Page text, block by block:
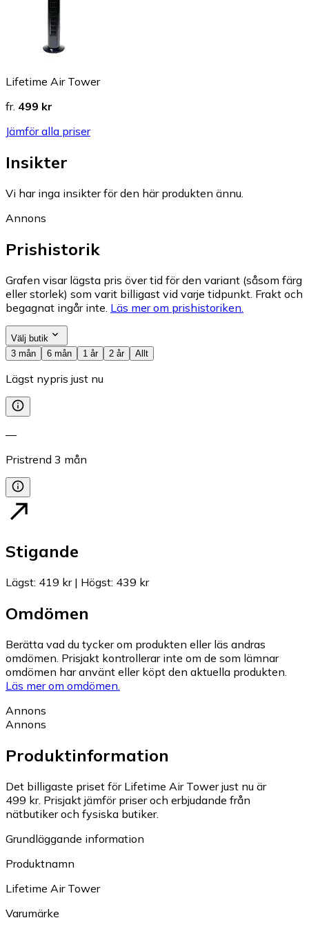
Lifetime Air Tower
fr. 499 kr
Jämför alla priser
Insikter
Vi har inga insikter för den här produkten ännu.
Annons
Prishistorik
Grafen visar lägsta pris över tid för den variant (såsom färg
eller storlek) som varit billigast vid varje tidpunkt. Frakt och
begagnat ingår inte. Läs mer om prishistoriken.
Välj butik
3 mån
6 mån 1 år 2 år Allt
Lägst nypris just nu
—
Pristrend 3 mån
Stigande
Lägst: 419 kr| Högst: 439 kr
Omdömen
Berätta vad du tycker om produkten eller läs andras
omdömen. Prisjakt kontrollerar inte om de som lämnar
omdömen har använt eller köpt den aktuella produkten.
Läs mer om omdömen.
Annons
Annons
Produktinformation
Det billigaste priset för Lifetime Air Tower just nu är
499 kr. Prisjakt jämför priser och erbjudande från
nätbutiker och fysiska butiker.
Grundläggande information
Produktnamn
Lifetime Air Tower
Varumärke